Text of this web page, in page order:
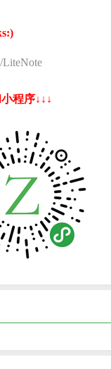
LiteNote
程序↓↓↓